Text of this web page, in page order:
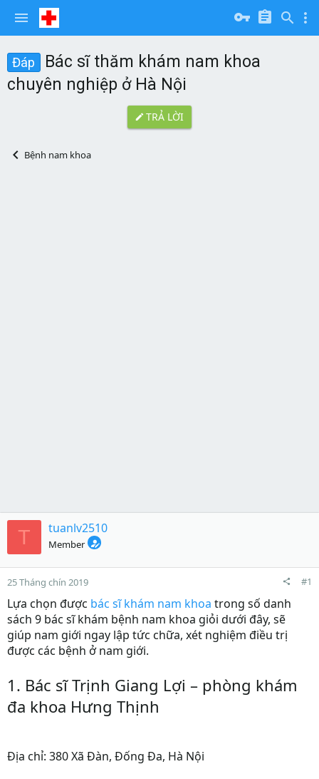
Đáp
Bác sĩ thăm khám nam khoa
chuyên nghiệp ở Hà Nội
TRẢ LỜI
Bệnh nam khoa
T tuanlv2510
Member
25 Tháng chín 2019 #1
Lựa chọn được bác sĩ khám nam khoa trong số danh
sách 9 bác sĩ khám bệnh nam khoa giỏi dưới đây, sẽ
giúp nam giới ngay lập tức chữa, xét nghiệm điều trị
được các bệnh ở nam giới.
1. Bác sĩ Trịnh Giang Lợi – phòng khám
đa khoa Hưng Thịnh
Địa chỉ: 380 Xã Đàn, Đống Đa, Hà Nội